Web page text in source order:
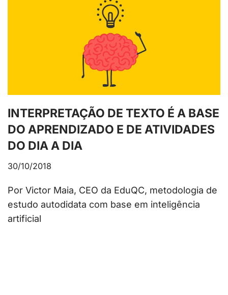
INTERPRETAÇÃO DE TEXTO É A BASE
DO APRENDIZADO E DE ATIVIDADES
DO DIA A DIA
30/10/2018
Por Victor Maia, CEO da EduQC, metodologia de
estudo autodidata com base em inteligência
artificial